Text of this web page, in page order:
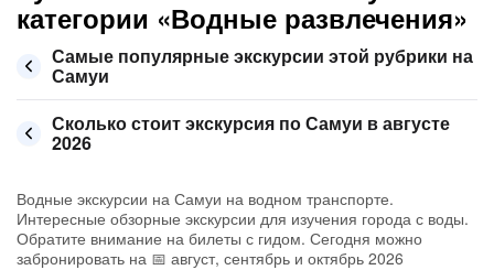
категории «Водные развлечения»
Самые популярные экскурсии этой рубрики на
Самуи
Сколько стоит экскурсия по Самуи в августе
2026
Водные экскурсии на Самуи на водном транспорте.
Интересные обзорные экскурсии для изучения города с воды.
Обратите внимание на билеты с гидом. Сегодня можно
забронировать на 📅 август, сентябрь и октябрь 2026